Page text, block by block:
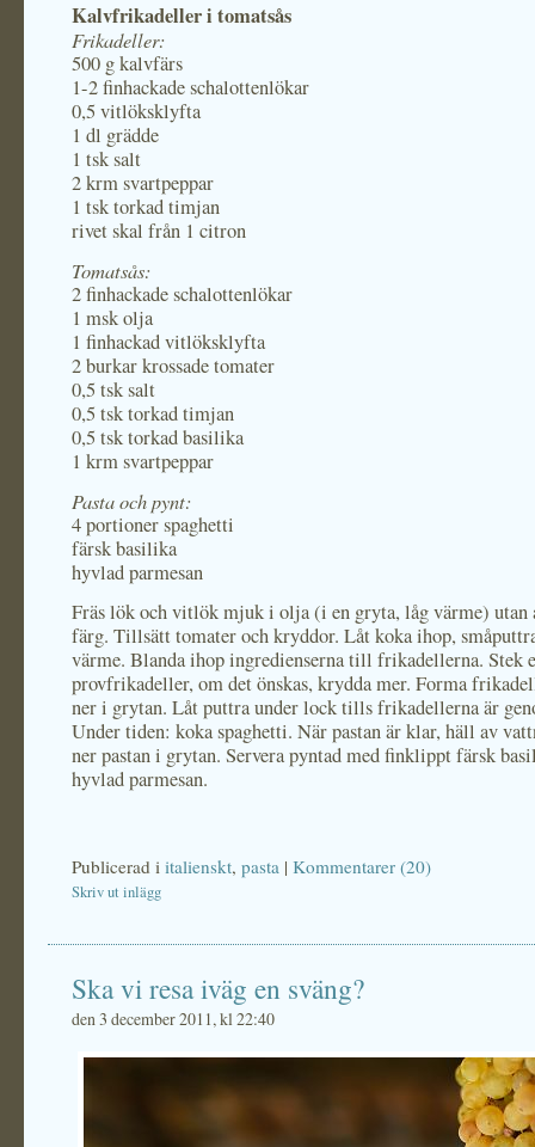
Kalvfrikadeller i tomatsås
Frikadeller:
500 g kalvfärs
1-2 finhackade schalottenlökar
0,5 vitlöksklyfta
1 dl grädde
1 tsk salt
2 krm svartpeppar
1 tsk torkad timjan
rivet skal från 1 citron
Tomatsås:
2 finhackade schalottenlökar
1 msk olja
1 finhackad vitlöksklyfta
2 burkar krossade tomater
0,5 tsk salt
0,5 tsk torkad timjan
0,5 tsk torkad basilika
1 krm svartpeppar
Pasta och pynt:
4 portioner spaghetti
färsk basilika
hyvlad parmesan
Fräs lök och vitlök mjuk i olja (i en gryta, låg värme) utan
färg. Tillsätt tomater och kryddor. Låt koka ihop,
värme. Blanda ihop ingredienserna till frikadellerna. Stek
provfrikadeller, om det önskas, krydda mer. Forma
ner i grytan. Låt puttra under lock tills frikadellerna är
Under tiden: koka spaghetti. När pastan är klar, häll av
ner pastan i grytan. Servera pyntad med finklippt färsk
hyvlad parmesan.
Publicerad i italienskt, pasta | Kommentarer (20)
Skriv ut inlägg
Ska vi resa iväg en sväng?
den 3 december 2011, kl 22:40